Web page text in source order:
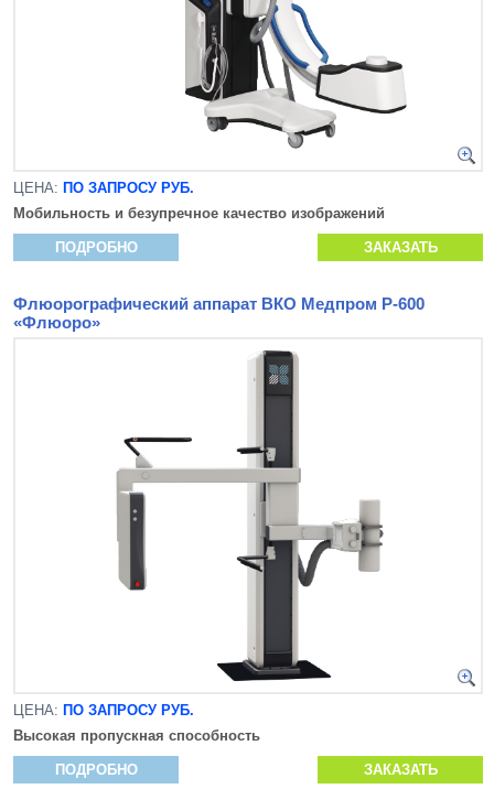
ЦЕНА: ПО ЗАПРОСУ РУБ.
Мобильность и безупречное качество изображений
ПОДРОБНО ЗАКАЗАТЬ
Флюорографический аппарат ВКО Медпром Р-600
«Флюоро»
ЦЕНА: ПО ЗАПРОСУ РУБ.
Высокая пропускная способность
ПОДРОБНО ЗАКАЗАТЬ